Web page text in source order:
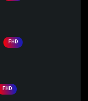
FHD
FHD